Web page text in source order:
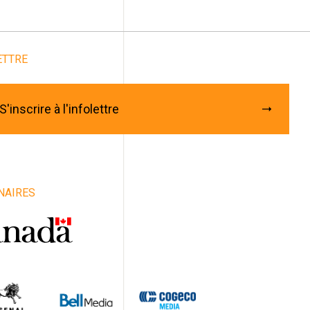
S'inscrire à l'infolettre
infolettre